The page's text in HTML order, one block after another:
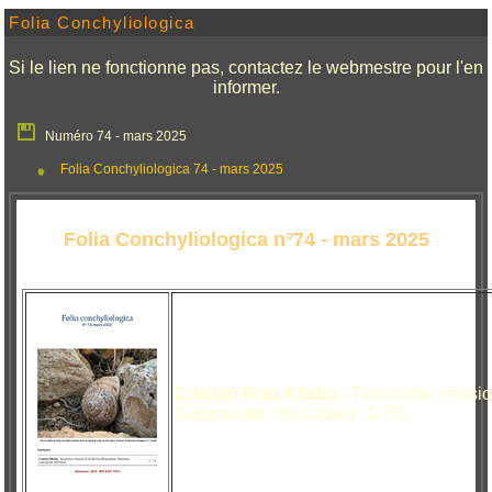
Folia Conchyliologica
Si le lien ne fonctionne pas, contactez le webmestre pour l'en
informer.
Numéro 74 - mars 2025
Folia Conchyliologica 74 - mars 2025
Folia Conchyliologica n°74 - mars 2025
Cristian Ruiz Altaba - Taxonomic
Gastropoda, Helicidae) : 1-73.